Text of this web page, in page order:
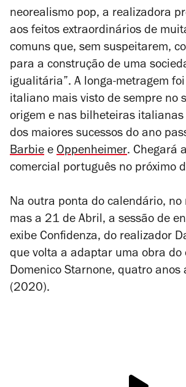
neorealismo pop, a realizadora
aos feitos extraordinários de
comuns que, sem suspeitarem,
para a construção de uma
igualitária”. A longa-metragem
italiano mais visto de sempre no
origem e nas bilheteiras
dos maiores sucessos do ano
Barbie e Oppenheimer. Chegará
comercial português no próximo
Na outra ponta do calendário, no
mas a 21 de Abril, a sessão de
exibe Confidenza, do realizador
que volta a adaptar uma obra do
Domenico Starnone, quatro anos
(2020).